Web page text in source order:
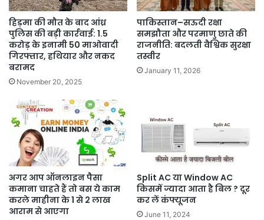
हिड़मा की मौत के बाद आंध्र
पुलिस की बड़ी कार्रवाई: 1.5
करोड़ के इनामी 50 माओवादी
गिरफ्तार, हथियार और नकद
बरामद
November 20, 2025
पाकिस्तान–सऊदी रक्षा
समझौता और परमाणु छाते की
राजनीति: बदलती वैश्विक सुरक्षा
तस्वीर
January 11, 2026
अगर आप ऑनलाइन पैसा
कमाना चाहते हैं तो बस ये काम
करले माहीना के 1 से 2 लाख
आराम से आएगा
Split AC या Window AC
किसमें ज्यादा आता है बिल ? दूर
कर लें कंफ्यूजन
June 11, 2024